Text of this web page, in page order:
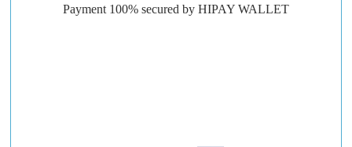
Payment 100% secured by HIPAY WALLET